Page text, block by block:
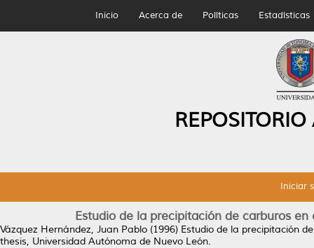
Inicio Acerca de Políticas Estadísticas
Iniciar
Estudio de la precipitación de carburos
Vázquez Hernández, Juan Pablo (1996) Estudio de la precipitación
thesis, Universidad Autónoma de Nuevo León.